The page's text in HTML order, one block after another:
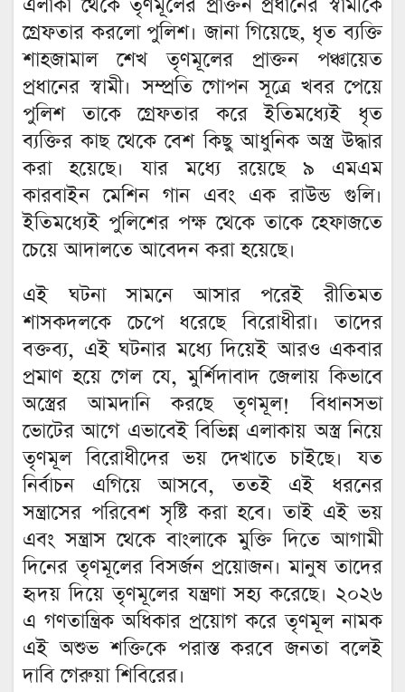
এলাকা থেকে তৃণমূলের প্রাক্তন প্রধানের স্বামীকে
গ্রেফতার করলো পুলিশ। জানা গিয়েছে, ধৃত ব্যক্তি
শাহজামাল শেখ তৃণমূলের প্রাক্তন পঞ্চায়েত
প্রধানের স্বামী। সম্প্রতি গোপন সূত্রে খবর পেয়ে
পুলিশ তাকে গ্রেফতার করে ইতিমধ্যেই ধৃত
ব্যক্তির কাছ থেকে বেশ কিছু আধুনিক অস্ত্র উদ্ধার
করা হয়েছে। যার মধ্যে রয়েছে ৯ এমএম
কারবাইন মেশিন গান এবং এক রাউন্ড গুলি।
ইতিমধ্যেই পুলিশের পক্ষ থেকে তাকে হেফাজতে
চেয়ে আদালতে আবেদন করা হয়েছে।
এই ঘটনা সামনে আসার পরেই রীতিমত
শাসকদলকে চেপে ধরেছে বিরোধীরা। তাদের
বক্তব্য, এই ঘটনার মধ্যে দিয়েই আরও একবার
প্রমাণ হয়ে গেল যে, মুর্শিদাবাদ জেলায় কিভাবে
অস্ত্রের আমদানি করছে তৃণমূল! বিধানসভা
ভোটের আগে এভাবেই বিভিন্ন এলাকায় অস্ত্র নিয়ে
তৃণমূল বিরোধীদের ভয় দেখাতে চাইছে। যত
নির্বাচন এগিয়ে আসবে, ততই এই ধরনের
সন্ত্রাসের পরিবেশ সৃষ্টি করা হবে। তাই এই ভয়
এবং সন্ত্রাস থেকে বাংলাকে মুক্তি দিতে আগামী
দিনের তৃণমূলের বিসর্জন প্রয়োজন। মানুষ তাদের
হৃদয় দিয়ে তৃণমূলের যন্ত্রণা সহ্য করেছে। ২০২৬
এ গণতান্ত্রিক অধিকার প্রয়োগ করে তৃণমূল নামক
এই অশুভ শক্তিকে পরাস্ত করবে জনতা বলেই
দাবি গেরুয়া শিবিরের।